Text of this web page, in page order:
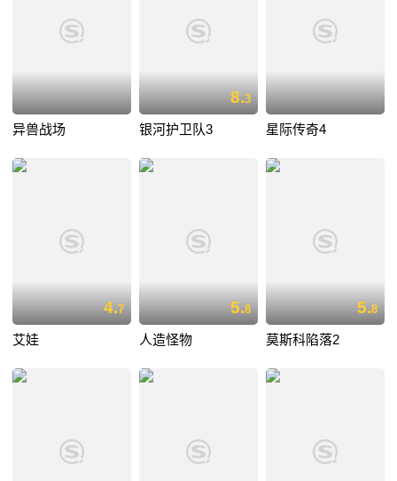
异兽战场
8.3
银河护卫队3 星际传奇4
4.7
艾娃
5.8
人造怪物
5.8
莫斯科陷落2